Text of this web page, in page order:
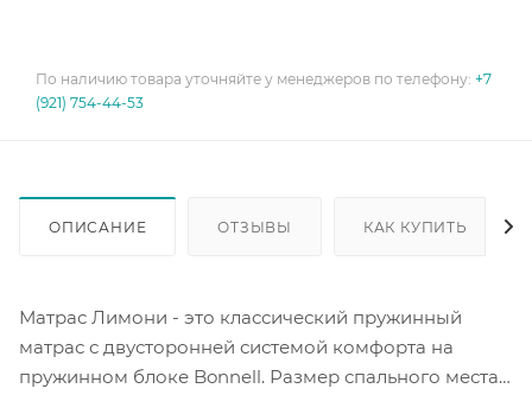
По наличию товара уточняйте у менеджеров по телефону: +7
(921) 754-44-53
ОПИСАНИЕ ОТЗЫВЫ КАК КУПИТЬ
Матрас Лимони - это классический пружинный
матрас с двусторонней системой комфорта на
пружинном блоке Bonnell. Размер спального места